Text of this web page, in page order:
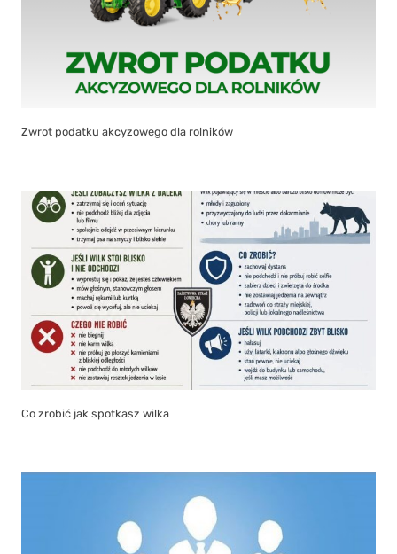
Zwrot podatku akcyzowego dla rolników
Co zrobić jak spotkasz wilka